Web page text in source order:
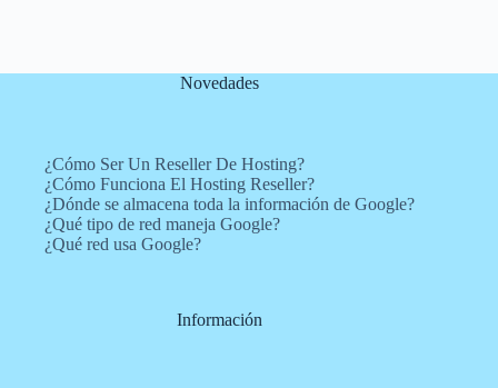
Novedades
¿Cómo Ser Un Reseller De Hosting?
¿Cómo Funciona El Hosting Reseller?
¿Dónde se almacena toda la información de Google?
¿Qué tipo de red maneja Google?
¿Qué red usa Google?
Información